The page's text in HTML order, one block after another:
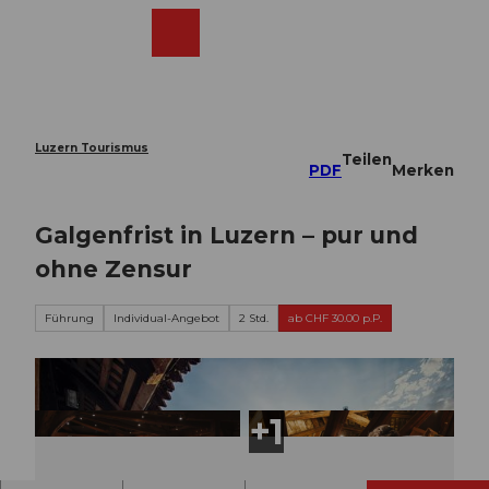
Luzern Tourismus
PDF
Teilen
Merken
Galgenfrist in Luzern – pur und
ohne Zensur
Führung Individual-Angebot 2 Std. ab CHF 30.00 p.P.